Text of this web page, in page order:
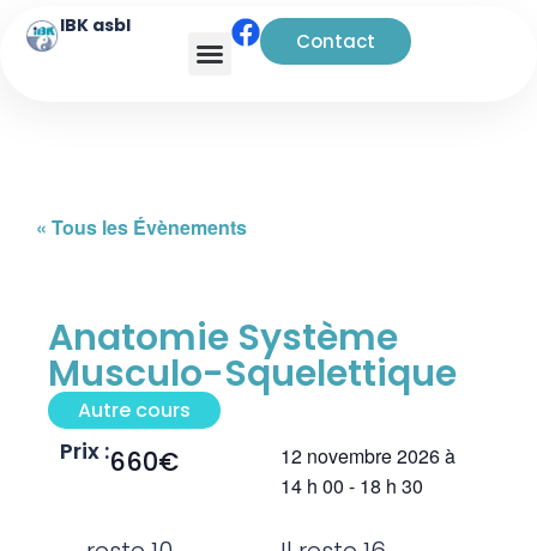
IBK asbl
Contact
« Tous les Évènements
Anatomie Système
Musculo-Squelettique
Autre cours
Prix :660€ 12 novembre 2026à
14 h 00 - 18 h 30